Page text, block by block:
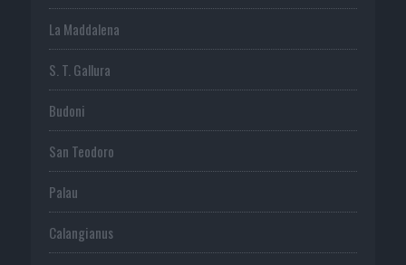
La Maddalena
S. T. Gallura
Budoni
San Teodoro
Palau
Calangianus